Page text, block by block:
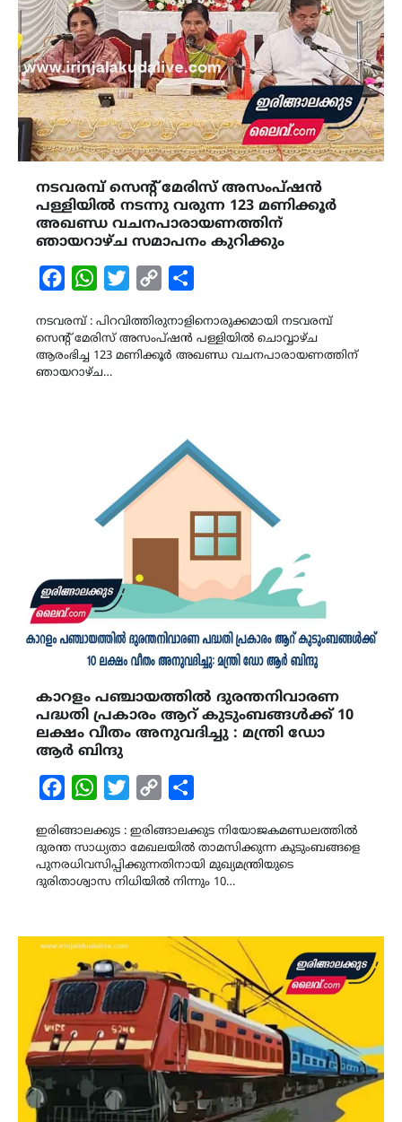
നടവരമ്പ് സെന്റ് മേരിസ് അസംപ്ഷൻ
പള്ളിയിൽ നടന്നു വരുന്ന 123 മണിക്കൂർ
അഖണ്ഡ വചനപാരായണത്തിന്
ഞായറാഴ്ച സമാപനം കുറിക്കും
FacebookWhatsAppTwitterCopy
നടവരമ്പ് : പിറവി‌ത്തിരുനാളിനൊരുക്കമായി നടവരമ്പ്
സെന്റ് മേരിസ് അസംപ്ഷൻ പള്ളിയിൽ ചൊവ്വാഴ്ച
ആരംഭിച്ച 123 മണിക്കൂർ അഖണ്ഡ വചനപാരായണത്തിന്
ഞായറാഴ്ച…
കാറളം പഞ്ചായത്തിൽ ദുരന്തനിവാരണ
പദ്ധതി പ്രകാരം ആറ് കുടുംബങ്ങൾക്ക് 10
ലക്ഷം വീതം അനുവദിച്ചു : മന്ത്രി ഡോ
ആർ ബിന്ദു
FacebookWhatsAppTwitterCopy
ഇരിങ്ങാലക്കുട : ഇരിങ്ങാലക്കുട നിയോജകമണ്ഡലത്തിൽ
ദുരന്ത സാധ്യതാ മേഖലയിൽ താമസിക്കുന്ന കുടുംബങ്ങളെ
പുനരധിവസിപ്പിക്കുന്നതിനായി മുഖ്യമന്ത്രിയുടെ
ദുരിതാശ്വാസ നിധിയിൽ നിന്നും 10…